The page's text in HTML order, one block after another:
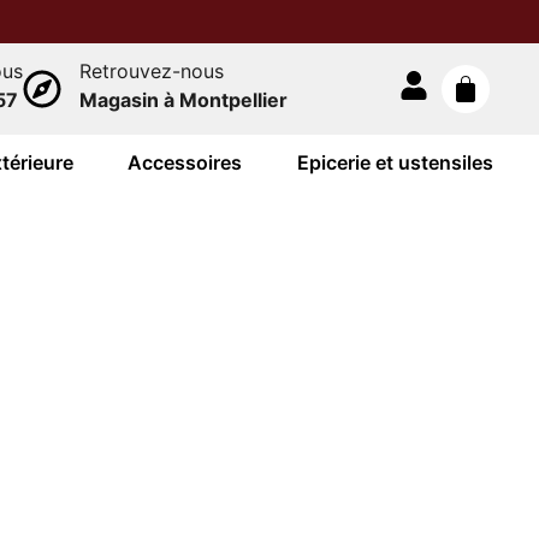
Retrouvez-nous
Magasin à Montpellier
Accessoires Epicerie et ustensiles